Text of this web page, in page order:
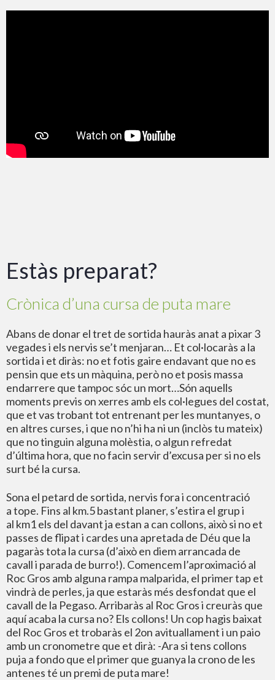
Estàs preparat?
Crònica d’una cursa de puta mare
Abans de donar el tret de sortida hauràs anat a pixar 3
vegades i els nervis se’t menjaran… Et col·locaràs a la
sortida i et diràs: no et fotis gaire endavant que no es
pensin que ets un màquina, però no et posis massa
endarrere que tampoc sóc un mort…Són aquells
moments previs on xerres amb els col·legues del costat,
que et vas trobant tot entrenant per les muntanyes, o
en altres curses, i que no n’hi ha ni un (inclòs tu mateix)
que no tinguin alguna molèstia, o algun refredat
d’última hora, que no facin servir d’excusa per si no els
surt bé la cursa.
Sona el petard de sortida, nervis fora i concentració
a tope. Fins al km.5 bastant planer, s’estira el grup i
al km1 els del davant ja estan a can collons, això si no et
passes de flipat i cardes una apretada de Déu que la
pagaràs tota la cursa (d’això en diem arrancada de
cavall i parada de burro!). Comencem l’aproximació al
Roc Gros amb alguna rampa malparida, el primer tap et
vindrà de perles, ja que estaràs més desfondat que el
cavall de la Pegaso. Arribaràs al Roc Gros i creuràs que
aquí acaba la cursa no? Els collons! Un cop hagis baixat
del Roc Gros et trobaràs el 2on avituallament i un paio
amb un cronometre que et dirà: -Ara si tens collons
puja a fondo que el primer que guanya la crono de les
antenes té un premi de puta mare!